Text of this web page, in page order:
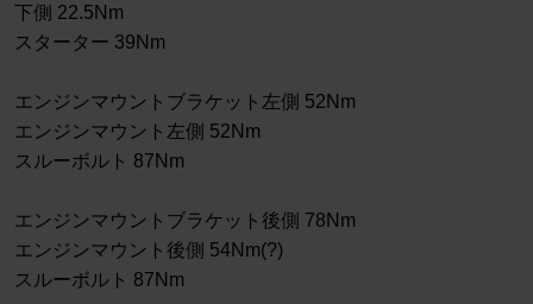
下側 22.5Nm
スターター 39Nm
エンジンマウントブラケット左側 52Nm
エンジンマウント左側 52Nm
スルーボルト 87Nm
エンジンマウントブラケット後側 78Nm
エンジンマウント後側 54Nm(?)
スルーボルト 87Nm